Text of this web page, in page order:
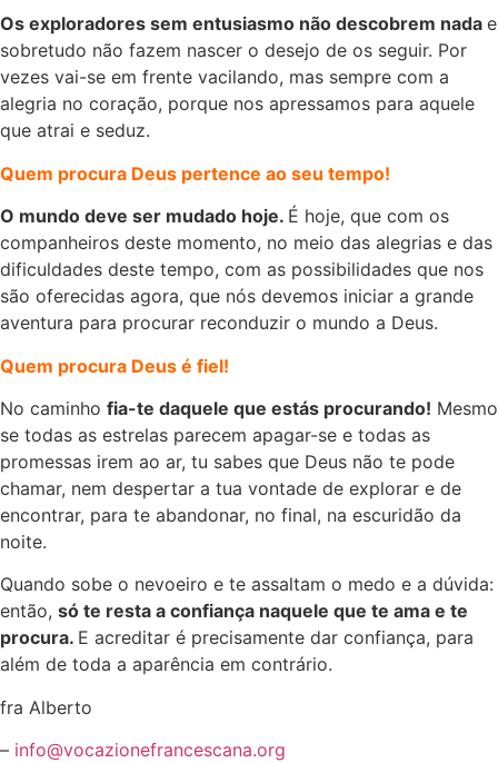
Os exploradores sem entusiasmo não descobrem nada e
sobretudo não fazem nascer o desejo de os seguir. Por
vezes vai-se em frente vacilando, mas sempre com a
alegria no coração, porque nos apressamos para aquele
que atrai e seduz.
Quem procura Deus pertence ao seu tempo!
O mundo deve ser mudado hoje. É hoje, que com os
companheiros deste momento, no meio das alegrias e das
dificuldades deste tempo, com as possibilidades que nos
são oferecidas agora, que nós devemos iniciar a grande
aventura para procurar reconduzir o mundo a Deus.
Quem procura Deus é fiel!
No caminho fia-te daquele que estás procurando! Mesmo
se todas as estrelas parecem apagar-se e todas as
promessas irem ao ar, tu sabes que Deus não te pode
chamar, nem despertar a tua vontade de explorar e de
encontrar, para te abandonar, no final, na escuridão da
noite.
Quando sobe o nevoeiro e te assaltam o medo e a dúvida:
então, só te resta a confiança naquele que te ama e te
procura. E acreditar é precisamente dar confiança, para
além de toda a aparência em contrário.
fra Alberto
– info@vocazionefrancescana.org